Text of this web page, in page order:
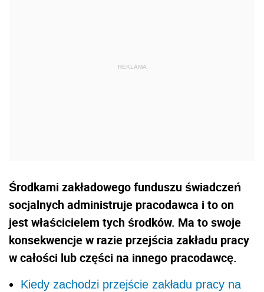
Środkami zakładowego funduszu świadczeń
socjalnych administruje pracodawca i to on
jest właścicielem tych środków. Ma to swoje
konsekwencje w razie przejścia zakładu pracy
w całości lub części na innego pracodawcę.
Kiedy zachodzi przejście zakładu pracy na